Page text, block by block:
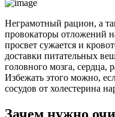
Неграмотный рацион, а
провокаторы отложений
просвет сужается и
доставки питательных
головного мозга, сердца,
Избежать этого можно,
сосудов от холестерина
Зачем нужно